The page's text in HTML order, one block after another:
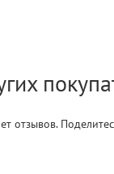
отзывов.